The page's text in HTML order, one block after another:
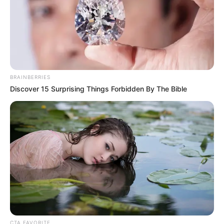
ΤΑ ΠΙΟ ΔΗΜΟΦΙΛΗ
BRAINBERRIES
Discover 15 Surprising Things Forbidden By The Bible
CTA FAVORITE